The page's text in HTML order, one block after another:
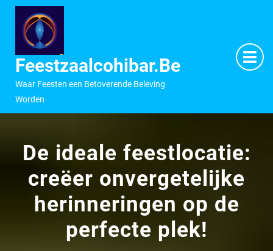
inhoud
Feestzaalcohibar.be
Waar Feesten een Betoverende Beleving
Worden
De ideale feestlocatie:
creëer onvergetelijke
herinneringen op de
perfecte plek!